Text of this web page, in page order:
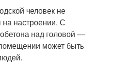
человек не
на настроении. С
над головой —
может быть